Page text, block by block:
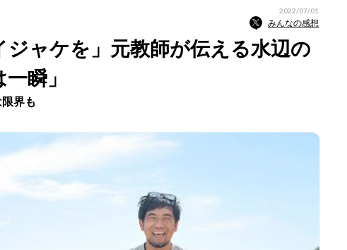
2022/07/01
みんなの感想
ジャケを」元教師が伝える水辺の
瞬」
界も